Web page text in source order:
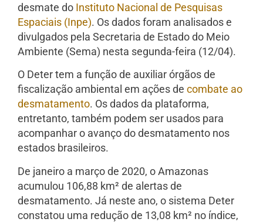
desmate do Instituto Nacional de Pesquisas
Espaciais (Inpe). Os dados foram analisados e
divulgados pela Secretaria de Estado do Meio
Ambiente (Sema) nesta segunda-feira (12/04).
O Deter tem a função de auxiliar órgãos de
fiscalização ambiental em ações de combate ao
desmatamento. Os dados da plataforma,
entretanto, também podem ser usados para
acompanhar o avanço do desmatamento nos
estados brasileiros.
De janeiro a março de 2020, o Amazonas
acumulou 106,88 km² de alertas de
desmatamento. Já neste ano, o sistema Deter
constatou uma redução de 13,08 km² no índice,